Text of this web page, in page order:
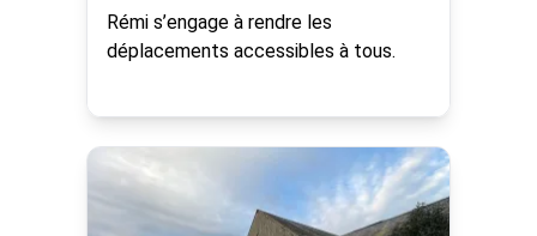
Rémi s’engage à rendre les
déplacements accessibles à tous.